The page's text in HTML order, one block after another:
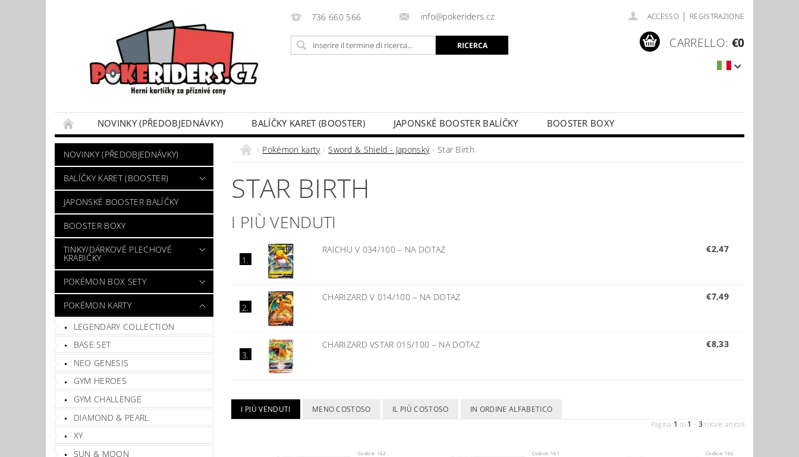
736 660 566 info@pokeriders.cz ACCESSO | REGISTRAZIONE
CARRELLO: €0
NOVINKY (PŘEDOBJEDNÁVKY) BALÍČKY KARET (BOOSTER) JAPONSKÉ BOOSTER BALÍČKY
BOOSTER BOXY
POKÉMON BOX SETY
TINKY/DÁRKOVÉ PLECHOVÉ KRABIČKY POKÉMON KARTY
VÝKUP POKÉMON KARET
DÁRKOVÝ POUKAZ
NOVINKY (PŘEDOBJEDNÁVKY)
BALÍČKY KARET (BOOSTER)
JAPONSKÉ BOOSTER BALÍČKY
BOOSTER BOXY
TINKY/DÁRKOVÉ PLECHOVÉ
KRABIČKY
POKÉMON BOX SETY
POKÉMON KARTY
LEGENDARY COLLECTION
BASE SET
NEO GENESIS
GYM HEROES
GYM CHALLENGE
DIAMOND & PEARL
XY
SUN & MOON
Pokémon karty Sword & Shield - Japonský Star Birth
STAR BIRTH
I PIÙ VENDUTI
1.
RAICHU V 034/100– NA DOTAZ €2,47
2.
CHARIZARD V 014/100– NA DOTAZ €7,49
3.
CHARIZARD VSTAR 015/100 – NA DOTAZ €8,33
I PIÙ VENDUTI MENO COSTOSO IL PIÙ COSTOSO IN ORDINE ALFABETICO
Pagina 1 di 1 - 3 totale articoli
Codice: 162 Codice: 161 Codice: 160